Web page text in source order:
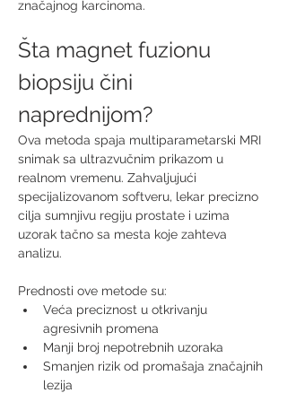
značajnog karcinoma.
Šta magnet fuzionu
biopsiju čini
naprednijom?
Ova metoda spaja multiparametarski MRI
snimak sa ultrazvučnim prikazom u
realnom vremenu. Zahvaljujući
specijalizovanom softveru, lekar precizno
cilja sumnjivu regiju prostate i uzima
uzorak tačno sa mesta koje zahteva
analizu.
Prednosti ove metode su:
Veća preciznost u otkrivanju
agresivnih promena
Manji broj nepotrebnih uzoraka
Smanjen rizik od promašaja značajnih
lezija